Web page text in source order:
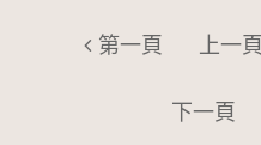
第一頁 上一頁
下一頁